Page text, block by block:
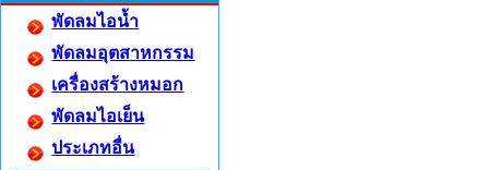
พัดลมไอน้ำ
พัดลมอุตสาหกรรม
เครื่องสร้างหมอก
พัดลมไอเย็น
ประเภทอื่น